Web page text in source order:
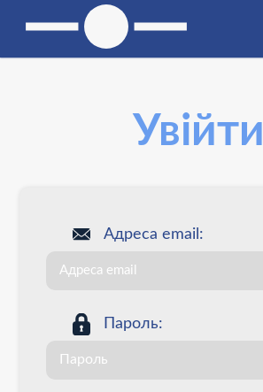
Увійти
Адреса email:
Пароль: